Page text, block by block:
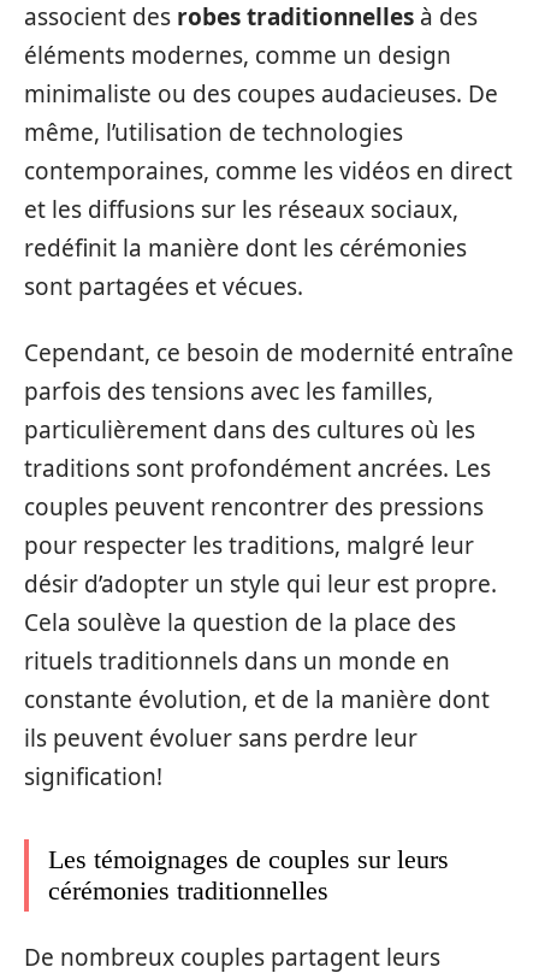
associent des robes traditionnelles à des
éléments modernes, comme un design
minimaliste ou des coupes audacieuses. De
même, l’utilisation de technologies
contemporaines, comme les vidéos en direct
et les diffusions sur les réseaux sociaux,
redéfinit la manière dont les cérémonies
sont partagées et vécues.
Cependant, ce besoin de modernité entraîne
parfois des tensions avec les familles,
particulièrement dans des cultures où les
traditions sont profondément ancrées. Les
couples peuvent rencontrer des pressions
pour respecter les traditions, malgré leur
désir d’adopter un style qui leur est propre.
Cela soulève la question de la place des
rituels traditionnels dans un monde en
constante évolution, et de la manière dont
ils peuvent évoluer sans perdre leur
signification!
Les témoignages de couples sur leurs
cérémonies traditionnelles
De nombreux couples partagent leurs